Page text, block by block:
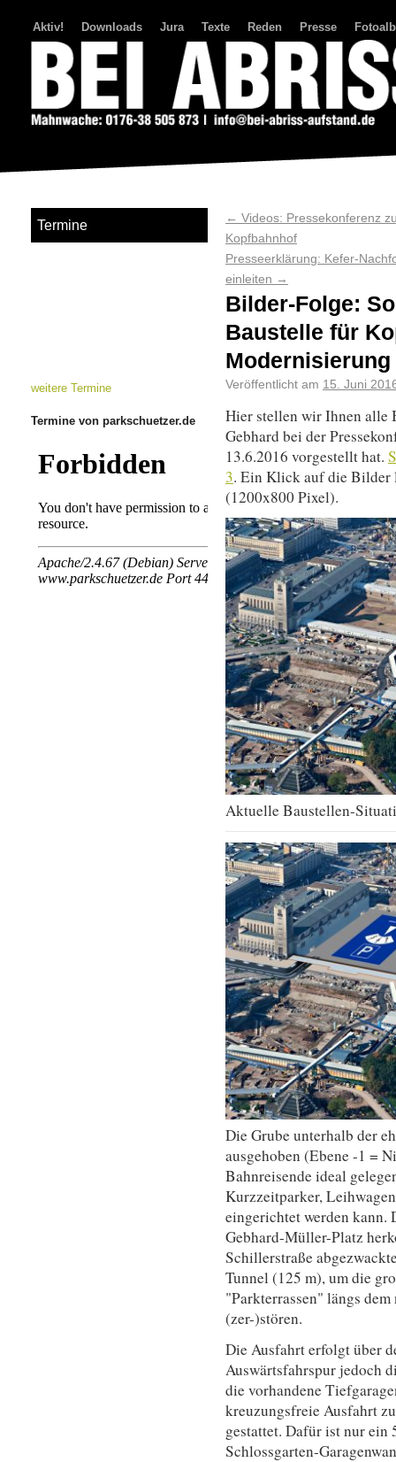
Aktiv! Downloads Jura Texte Reden Presse
← Videos: Pressekonferenz
Kopfbahnhof
Presseerklärung: Kefer-
einleiten →
Bilder-Folge:
Baustelle für
Veröffentlicht am 15. Juni
Hier stellen wir Ihnen alle
Gebhard bei der
13.6.2016 vorgestellt hat.
3. Ein Klick auf die Bilder
(1200x800 Pixel).
Aktuelle Baustellen-
Die Grube unterhalb der
ausgehoben (Ebene -1 =
Bahnreisende ideal
Kurzzeitparker,
eingerichtet werden kann.
Gebhard-Müller-Platz
Schillerstraße
Tunnel (125 m), um die
"Parkterrassen" längs
(zer-)stören.
Die Ausfahrt erfolgt über
Auswärtsfahrspur jedoch
die vorhandene
kreuzungsfreie Ausfahrt
gestattet. Dafür ist nur
Schlossgarten-
Termine
weitere Termine
Termine von parkschuetzer.de